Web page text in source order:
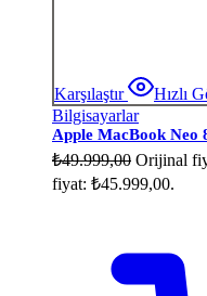
Karşılaştır
Hızlı
Bilgisayarlar
Apple MacBook Neo
₺49.999,00 Orijinal
fiyat: ₺45.999,00.